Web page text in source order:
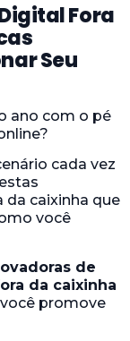
Fora
Seu
ano com o pé
cada vez
caixinha que
você
de
da caixinha
promove